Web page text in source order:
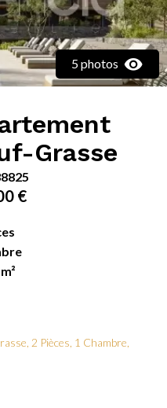
5 photos
Grasse
€
2 Pièces, 1 Chambre,